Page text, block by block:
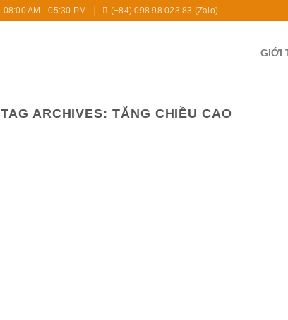
08:00 AM - 05:30 PM (+84) 098.98.023.83 (zalo)
GIỚI
TAG ARCHIVES: TĂNG CHIỀU CAO